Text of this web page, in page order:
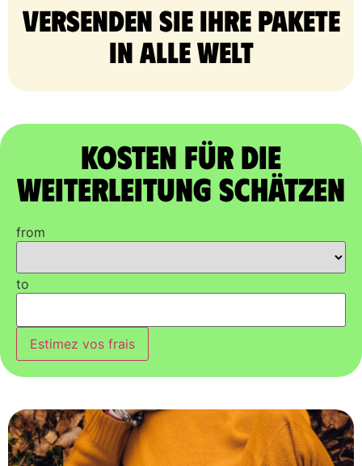
Versenden Sie Ihre Pakete
in alle Welt
Kosten für die
Weiterleitung schätzen
from
to
Estimez vos frais